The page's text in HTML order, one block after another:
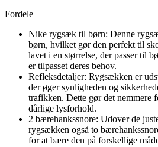
Fordele
Nike rygsæk til børn: Denne
børn, hvilket gør den perfekt til
lavet i en størrelse, der passer til
er tilpasset deres behov.
Refleksdetaljer: Rygsækken er
der øger synligheden og
trafikken. Dette gør det nemmere
dårlige lysforhold.
2 bærehankssnore: Udover de
rygsækken også to
for at bære den på forskellige